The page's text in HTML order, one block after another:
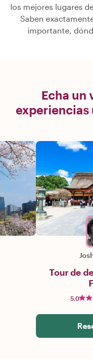
los mejores lugares
Saben
importante,
Echa un
experiencias
Tour de
5,0